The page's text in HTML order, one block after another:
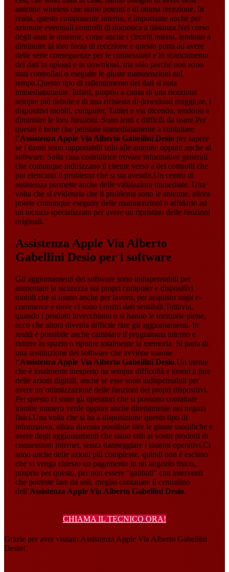
antenne wireless che siano potenti e di ottima recezione. In
realtà, questo componente interno, è importante anche per
azionare eventuali controlli di domotica a distanza.Nel corso
degli anni le antenne, come anche i circuiti interni, tendono a
diminuire la loro forza di recezione e questo porta ad avere
delle serie conseguenze per le connessioni e lo scaricamento
dei dati in upload e in download, ma solo perché non sono
stati controllati o eseguite le giuste manutenzioni nel
tempo.Questo tipo di rallentamento dei dati si nota
immediatamente. Infatti, proprio a causa di una ricezione
sempre più debole e di una richiesta di download maggiore, i
dispositivi mobili, computer, Tablet e via dicendo, tendono a
diminuire le loro funzioni. Sono lenti e difficili da usare.Per
questo è bene che pensiate immediatamente a contattare
l’Assistenza Apple Via Alberto Gabellini Desioper sapere
se i danni sono rapportabili solo alle antenne oppure anche al
software. Sulla casa costruttrice trovare informative generali
che comunque indirizzano il cliente verso a dei controlli che
poi elencano il problema che si sta avendo.Un centro di
assistenza permette anche delle valutazioni immediate. Una
volta che si evidenzia che il problema sono le antenne, allora
potete comunque eseguire delle manutenzioni o affidarlo ad
un tecnico specializzato per avere un ripristino delle funzioni
originali.
Assistenza Apple Via Alberto
Gabellini Desio per i software
Gli aggiornamenti dei software sono indispensabili per
aumentare la sicurezza sui propri computer e dispositivi
mobili che si usano anche per lavoro, per acquisto sugli e-
commerce e dove ci sono i nostri dati sensibili.Tuttavia,
quando i prodotti invecchiano o si hanno le memorie piene,
ecco che allora diventa difficile fare gli aggiornamenti. In
realtà è possibile anche cambiare il programma interno e
ridurre lo spazio o ripulire totalmente la memoria. Si parla di
una sostituzione dei software che avviene tramite
l’Assistenza Apple Via Alberto Gabellini Desio.Un utente
che è totalmente inesperto ha sempre difficoltà e timori a fare
delle azioni digitali, anche se esse sono indispensabili per
avere un’ottimizzazione delle funzioni dei propri dispositivi.
Per questo ci sono gli operatori che si possono contattare
tramite numero verde oppure anche direttamente nei negozi
fisici.Una volta che si ha a disposizione questo tipo di
informativa, allora diventa possibile fare le giuste modifiche e
avere degli aggiornamenti che siano utili ai vostri prodotti di
connessioni internet, senza danneggiare i sistemi operativi.Ci
sono anche delle azioni più complesse, quindi non è escluso
che vi venga chiesto un pagamento in un negozio fisico,
proprio per questo, per non essere “gabbati” con interventi
che potreste fare da soli, meglio contattare il centralino
dell’Assistenza Apple Via Alberto Gabellini Desio.
CHIAMA IL TECNICO ORA!
Grazie per aver visitato Assistenza Apple Via Alberto Gabellini
Desio!